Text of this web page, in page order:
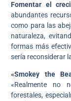
Fomentar el
abundantes
como para las
naturaleza,
formas más
sería reconsiderar
«Smokey the
«Realmente no
forestales,